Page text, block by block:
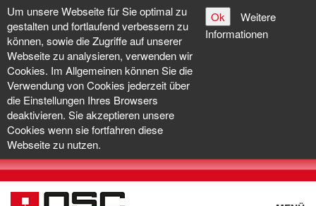
Um unsere Webseite für Sie optimal zu
gestalten und fortlaufend verbessern zu
können, sowie die Zugriffe auf unserer
Webseite zu analysieren, verwenden wir
Cookies. Im Allgemeinen können Sie die
Verwendung von Cookies jederzeit über
die Einstellungen Ihres Browsers
deaktivieren. Sie akzeptieren unsere
Cookies wenn sie fortfahren diese
Webseite zu nutzen.
Ok
Weitere
Informationen